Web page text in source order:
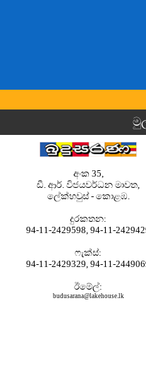
අංක 35,
ඩී. ආර්. විජයවර්ධන මාවත,
ලේක්හවුස් - කොළඹ.
දුරකතන‍‍:
94-11-2429598, 94-11-
ෆැක්ස්:
94-11-2429329, 94-11-
ඊමේල්:
budusarana@lakehouse.lk